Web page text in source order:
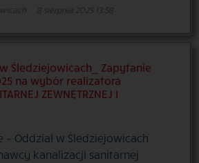
8 sierpnia 2025 13:58
w Śledziejowicach_ Zapytanie
na wybór realizatora
ZEWNĘTRZNEJ I
– Oddział w Śledziejowicach
kanalizacji sanitarnej